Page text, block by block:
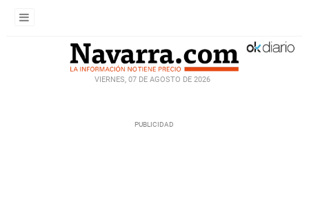
VIERNES, 07 DE AGOSTO DE 2026